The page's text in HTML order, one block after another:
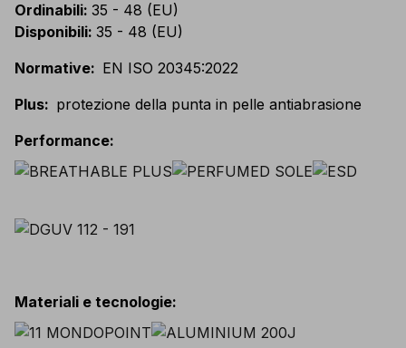
Ordinabili: 35 - 48 (EU)
Disponibili: 35 - 48 (EU)
Normative: EN ISO 20345:2022
Plus: protezione della punta in pelle antiabrasione
Performance:
Materiali e tecnologie: